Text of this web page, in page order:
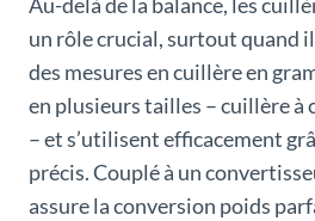
un rôle crucial, surtout quand
des mesures en cuillère en
en plusieurs tailles – cuillère à
– et s’utilisent efficacement
précis. Couplé à un
assure la conversion poids